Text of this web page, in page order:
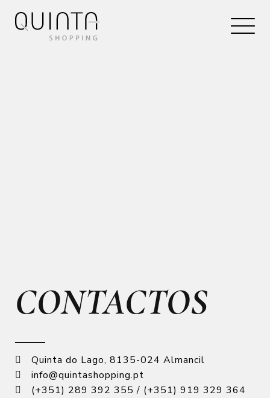
CONTACTOS
Quinta do Lago, 8135-024 Almancil
info@quintashopping.pt
(+351) 289 392 355 / (+351) 919 329 364